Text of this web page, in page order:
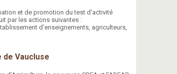
et de promotion du test d'activité
par les actions suivantes :
d'enseignements, agriculteurs,
de Vaucluse